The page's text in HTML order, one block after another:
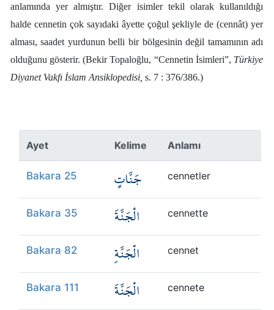
anlamında yer almıştır. Diğer isimler tekil olarak kullanıldığı
halde cennetin çok sayıdaki âyette çoğul şekliyle de (cennât) yer
alması, saadet yurdunun belli bir bölgesinin değil tamamının adı
olduğunu gösterir. (Bekir Topaloğlu, “Cennetin İsimleri”, Türkiye
Diyanet Vakfı İslam Ansiklopedisi, s. 7 : 376/386.)
Ayet Kelime Anlamı
Bakara 25 جَنَّاتٍ cennetler
Bakara 35 الْجَنَّةَ cennette
Bakara 82 الْجَنَّةِ cennet
Bakara 111 الْجَنَّةَ cennete